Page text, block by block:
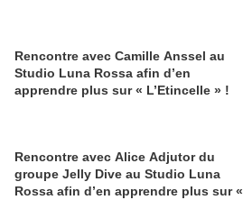
Rencontre avec Camille Anssel au
Studio Luna Rossa afin d’en
apprendre plus sur « L’Etincelle » !
Rencontre avec Alice Adjutor du
groupe Jelly Dive au Studio Luna
Rossa afin d’en apprendre plus sur «